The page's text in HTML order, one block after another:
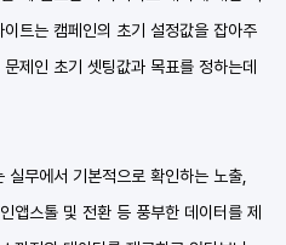
트는 캠페인의 초기 설정값을 잡아주
제인 초기 셋팅값과 목표를 정하는데
실무에서 기본적으로 확인하는 노출,
앱스톨 및 전환 등 풍부한 데이터를 제